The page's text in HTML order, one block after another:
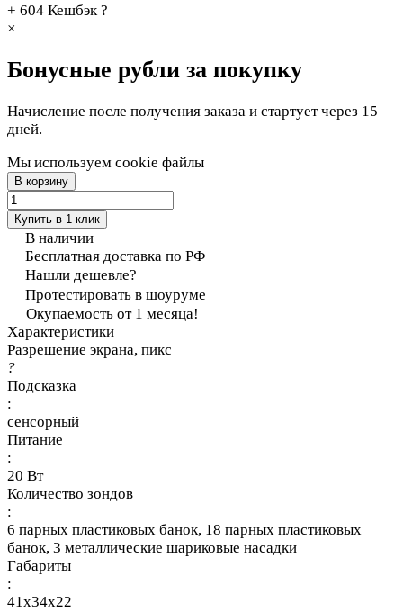
+ 604 Кешбэк ?
×
Бонусные рубли за покупку
Начисление после получения заказа и стартует через 15
дней.
Мы используем cookie файлы
В корзину
Купить в 1 клик
В наличии
Бесплатная доставка по РФ
Нашли дешевле?
Протестировать в шоуруме
Окупаемость от 1 месяца!
Характеристики
Разрешение экрана, пикс
?
Подсказка
:
сенсорный
Питание
:
20 Вт
Количество зондов
:
6 парных пластиковых банок, 18 парных пластиковых
банок, 3 металлические шариковые насадки
Габариты
:
41х34х22